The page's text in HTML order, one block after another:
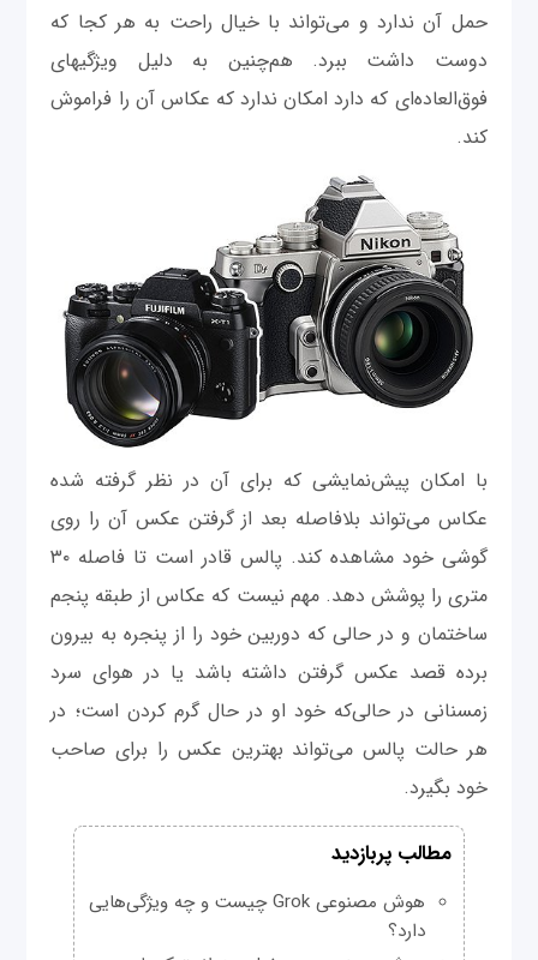
حمل آن ندارد و می‌تواند با خیال راحت به هر کجا که
دوست داشت ببرد. هم‌چنین به دلیل ویژگیهای
فوق‌العاده‌ای که دارد امکان ندارد که عکاس آن را فراموش
کند.
با امکان پیش‌نمایشی که برای آن در نظر گرفته شده
عکاس می‌تواند بلافاصله بعد از گرفتن عکس آن را روی
گوشی خود مشاهده کند. پالس قادر است تا فاصله ۳۰
متری را پوشش دهد. مهم نیست که عکاس از طبقه پنجم
ساختمان و در حالی که دوربین خود را از پنجره به بیرون
برده قصد عکس گرفتن داشته باشد یا در هوای سرد
زمسنانی در حالی‌که خود او در حال گرم کردن است؛ در
هر حالت پالس می‌تواند بهترین عکس را برای صاحب
خود بگیرد.
مطالب پربازدید
هوش مصنوعی Grok چیست و چه ویژگی‌هایی
دارد؟